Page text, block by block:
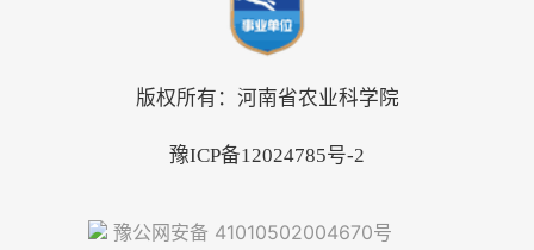
版权所有：河南省农业科学院
豫ICP备12024785号-2
豫公网安备 41010502004670号